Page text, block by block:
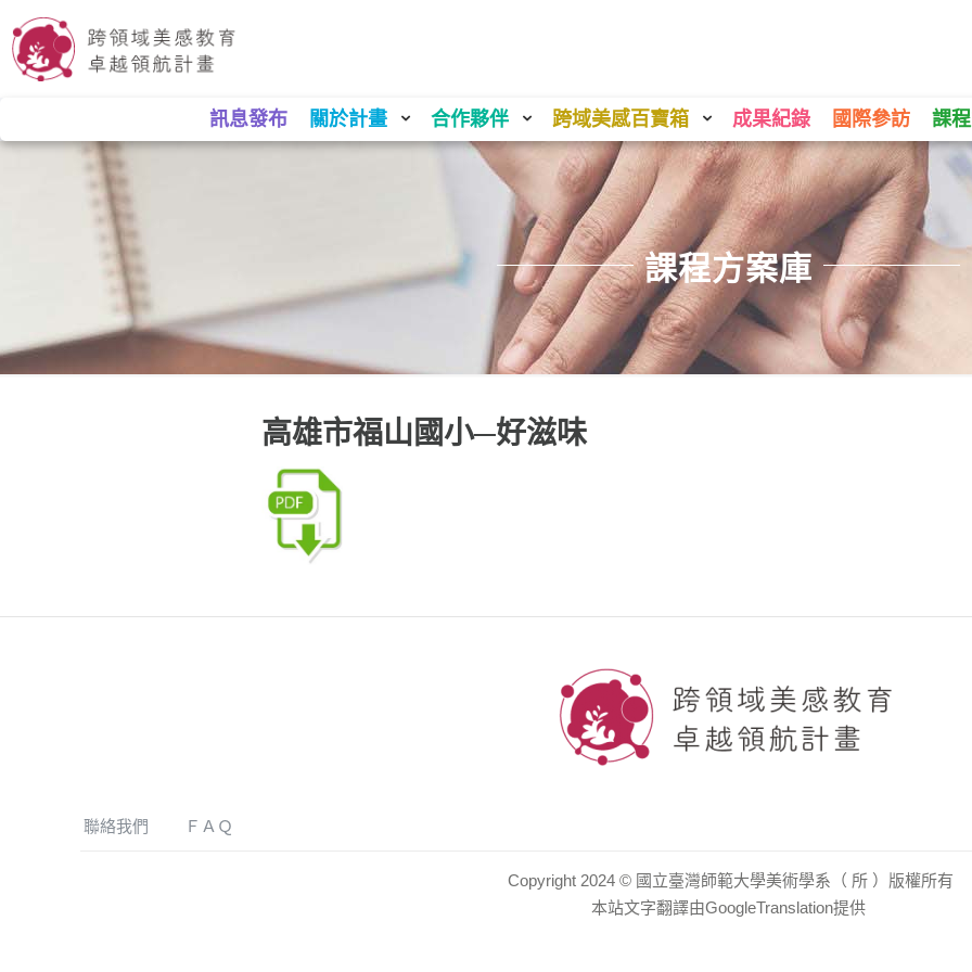
訊息發布 關於計畫 合作夥伴 跨域美感百寶箱 成果紀錄 國際參訪 課
課程方案庫
高雄市福山國小─好滋味
聯絡我們 ＦＡＱ
Copyright 2024 © 國立臺灣師範大學美術學系（ 所 ）版權所有
本站文字翻譯由GoogleTranslation提供